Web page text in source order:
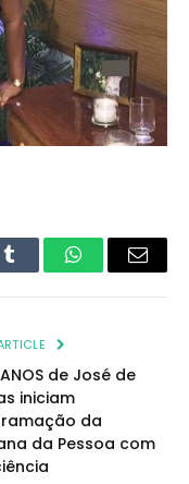
Tumblr WhatsAppEmail
de José de
iniciam
da
da Pessoa com